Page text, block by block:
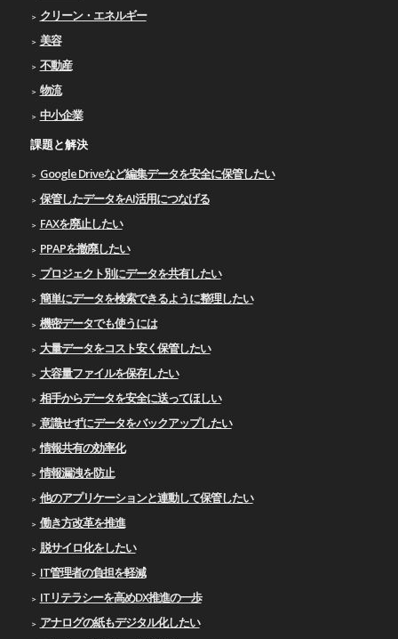
クリーン・エネルギー
美容
不動産
物流
中小企業
課題と解決
Google Driveなど編集データを安全に保管したい
保管したデータをAI活用につなげる
FAXを廃止したい
PPAPを撤廃したい
プロジェクト別にデータを共有したい
簡単にデータを検索できるように整理したい
機密データでも使うには
大量データをコスト安く保管したい
大容量ファイルを保存したい
相手からデータを安全に送ってほしい
意識せずにデータをバックアップしたい
情報共有の効率化
情報漏洩を防止
他のアプリケーションと連動して保管したい
働き方改革を推進
脱サイロ化をしたい
IT管理者の負担を軽減
ITリテラシーを高めDX推進の一歩
アナログの紙もデジタル化したい